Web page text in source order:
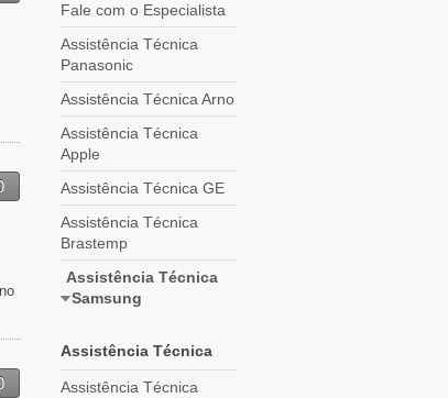
Fale com o Especialista
Assistência Técnica
Panasonic
Assistência Técnica Arno
Assistência Técnica
Apple
Assistência Técnica GE
Assistência Técnica
Brastemp
Assistência Técnica
Samsung
Assistência Técnica
Assistência Técnica